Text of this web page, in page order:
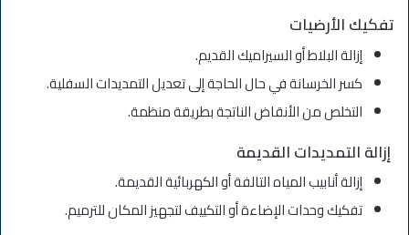
تفكيك الأرضيات
إزالة البلاط أو السيراميك القديم.
كسر الخرسانة في حال الحاجة إلى تعديل التمديدات السفلية.
التخلص من الأنقاض الناتجة بطريقة منظمة.
إزالة التمديدات القديمة
إزالة أنابيب المياه التالفة أو الكهربائية القديمة.
تفكيك وحدات الإضاءة أو التكييف لتجهيز المكان للترميم.